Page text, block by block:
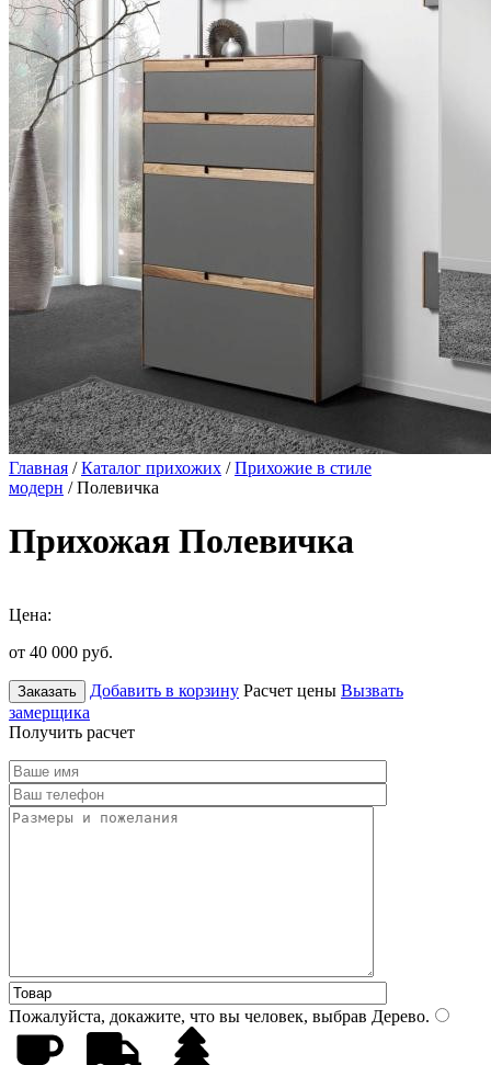
Главная /Каталог прихожих /Прихожие в стиле
модерн / Полевичка
Прихожая Полевичка
Цена:
от 40 000 руб.
Заказать Добавить в корзину Расчет цены Вызвать
замерщика
Получить расчет
Пожалуйста, докажите, что вы человек, выбрав Дерево.